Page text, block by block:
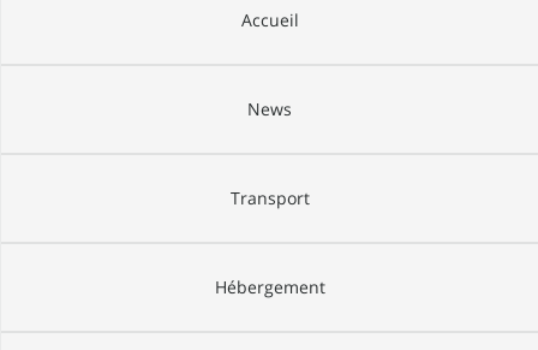
Accueil
News
Transport
Hébergement